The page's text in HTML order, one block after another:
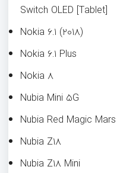
Switch OLED [Tablet]
Nokia ۶.۱ (۲۰۱۸)
Nokia ۶.۱ Plus
Nokia ۸
Nubia Mini ۵G
Nubia Red Magic Mars
Nubia Z۱۸
Nubia Z۱۸ Mini